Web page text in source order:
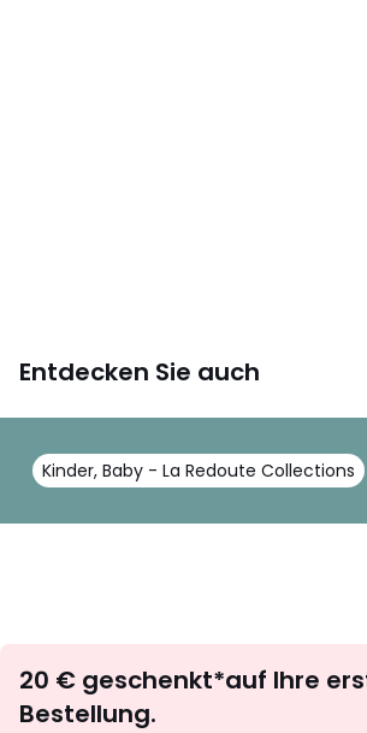
Entdecken Sie auch
Kinder, Baby - La Redoute Collections
20 € geschenkt*auf Ihre
Bestellung.